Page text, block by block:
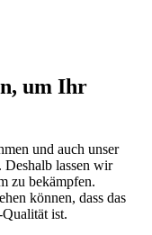
um Ihr
und auch unser
Deshalb lassen wir
zu bekämpfen.
können, dass das
ist.